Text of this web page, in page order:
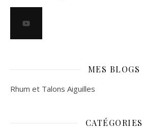
MES BLOGS
Rhum et Talons Aiguilles
CATÉGORIES